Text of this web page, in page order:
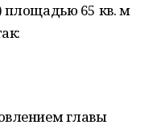
площадью 65 кв. м
главы